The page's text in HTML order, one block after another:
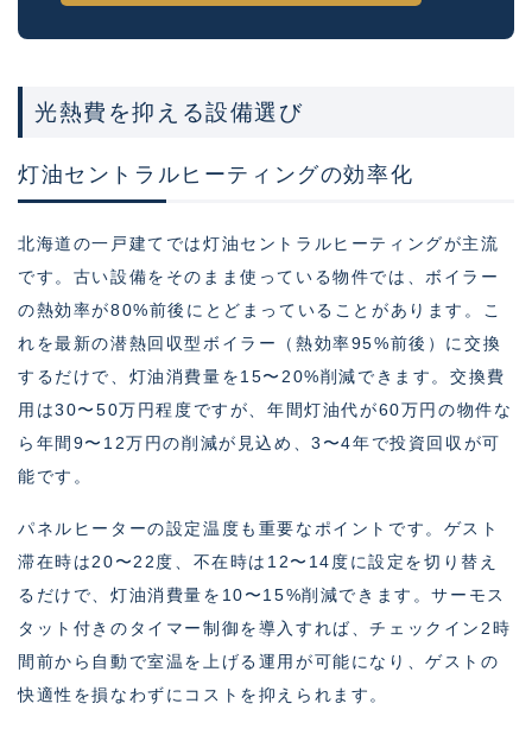
光熱費を抑える設備選び
灯油セントラルヒーティングの効率化
北海道の一戸建てでは灯油セントラルヒーティングが主流
です。古い設備をそのまま使っている物件では、ボイラー
の熱効率が80%前後にとどまっていることがあります。こ
れを最新の潜熱回収型ボイラー（熱効率95%前後）に交換
するだけで、灯油消費量を15〜20%削減できます。交換費
用は30〜50万円程度ですが、年間灯油代が60万円の物件な
ら年間9〜12万円の削減が見込め、3〜4年で投資回収が可
能です。
パネルヒーターの設定温度も重要なポイントです。ゲスト
滞在時は20〜22度、不在時は12〜14度に設定を切り替え
るだけで、灯油消費量を10〜15%削減できます。サーモス
タット付きのタイマー制御を導入すれば、チェックイン2時
間前から自動で室温を上げる運用が可能になり、ゲストの
快適性を損なわずにコストを抑えられます。